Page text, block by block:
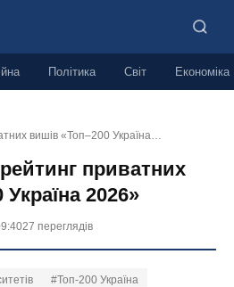
Політика Світ Економіка
вишів «Топ–200 Україна…
приватних
2026»
27 переглядів
#Топ-200 Україна